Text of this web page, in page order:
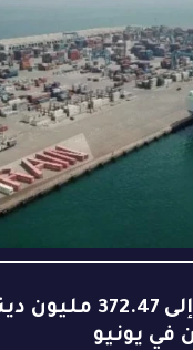
ارتفاع الواردات